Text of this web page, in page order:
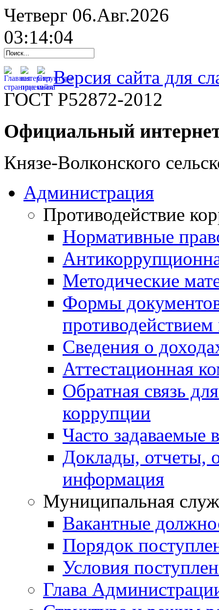
Четверг 06.Авг.2026
03:14:05
Версия сайта для
ГОСТ Р52872-2012
Официальный
Князе-Волконского
Администрация
Противодействие
Нормативные
Методические
Формы
Сведения о
Аттестационная
Обратная связь
коррупции
Часто задаваемые
Доклады, отчеты,
информация
Муниципальная
Вакантные
Порядок
Условия
Глава